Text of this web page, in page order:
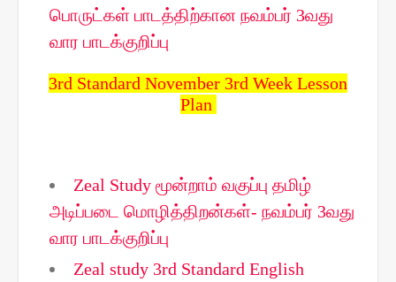
பொருட்கள் பாடத்திற்கான நவம்பர் 3வது
வார பாடக்குறிப்பு
3rd Standard November 3rd Week Lesson
Plan
Zeal Study மூன்றாம் வகுப்பு தமிழ்
அடிப்படை மொழித்திறன்கள்- நவம்பர் 3வது
வார பாடக்குறிப்பு
Zeal study 3rd Standard English